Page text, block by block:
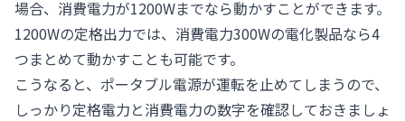
場合、消費電力が1200Wまでなら動かすことができます。
1200Wの定格出力では、消費電力300Wの電化製品なら4
つまとめて動かすことも可能です。
こうなると、ポータブル電源が運転を止めてしまうので、
しっかり定格電力と消費電力の数字を確認しておきましょ